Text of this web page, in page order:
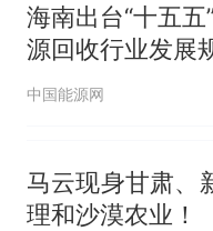
海南出台“十五五
源回收行业发展
中国能源网
马云现身甘肃、
理和沙漠农业！